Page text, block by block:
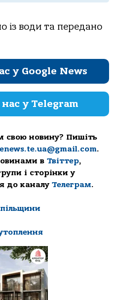
із води та передано
у Google News
у Telegram
свою новину? Пишіть
.
в Твіттер,
і сторінки у
до каналу Телеграм.